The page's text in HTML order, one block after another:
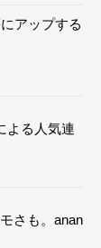
アップする
よる人気連
さも。anan